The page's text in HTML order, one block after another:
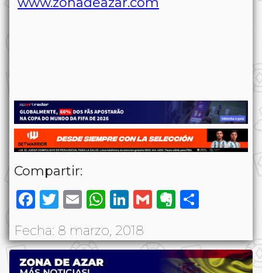
Compartir:
Facebook
Twitter
EmailWhatsApp
LinkedIn
GmailEvernote
Fecha: 8 marzo, 2018